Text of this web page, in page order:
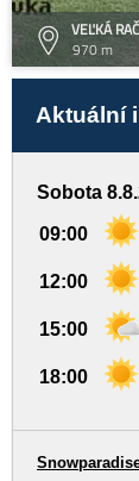
VEĽKÁ
970 m
Aktuální
Sobota
09:00
12:00
15:00
18:00